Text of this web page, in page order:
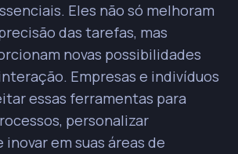
conteúdo a partir de texto, elevando
e eficiência.
como WiiChat integram IA para
texto, áudio e imagem, sendo uma
para chatbots e outras
conversacionais.
Eles não só melhoram
das tarefas, mas
novas possibilidades
Empresas e indivíduos
essas ferramentas para
personalizar
em suas áreas de